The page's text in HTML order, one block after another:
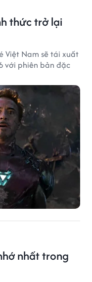
thức trở lại
Việt Nam sẽ tái xuất
với phiên bản đặc
nhất trong